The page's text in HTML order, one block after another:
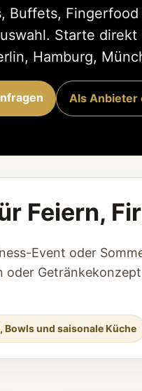
Buffets,
Starte
Hamburg,
Als Anbieter
Feiern,
Event oder
Bowls und saisonale Küche